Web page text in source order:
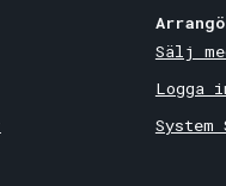
Sälj
Logga
System